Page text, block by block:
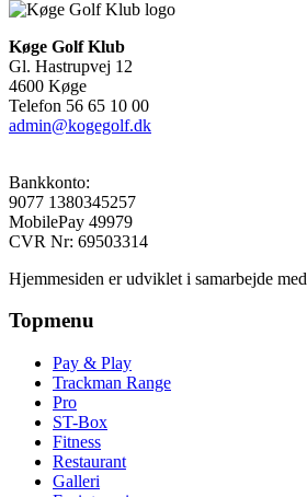
Køge Golf Klub
Gl. Hastrupvej 12
4600 Køge
Telefon 56 65 10 00
admin@kogegolf.dk
Bankkonto:
9077 1380345257
MobilePay 49979
CVR Nr: 69503314
Hjemmesiden er udviklet i samarbejde med
Topmenu
Pay & Play
Trackman Range
Pro
ST-Box
Fitness
Restaurant
Galleri